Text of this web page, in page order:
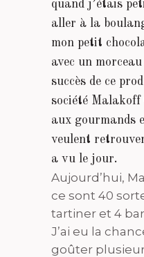
quand j’étais
aller à la
mon petit
avec un
succès de ce
société Malakoff
aux gourmands
veulent
a vu le jour.
Aujourd’hui,
ce sont 40
tartiner et 4
J’ai eu la
goûter